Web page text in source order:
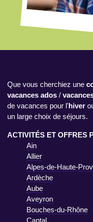
Que vous cherchiez une
vacances ados /
de vacances pour l'hiver
un large choix de séjours.
ACTIVITÉS ET OFFRES
Ain
Allier
Alpes-de-Haute-
Ardèche
Aube
Aveyron
Bouches-du-Rhône